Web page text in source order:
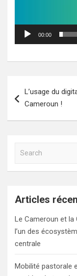
00:00
de
L’usage du
Cameroun !
a
c
Articles
Le Cameroun et la
l’un des
centrale
Mobilité pastorale